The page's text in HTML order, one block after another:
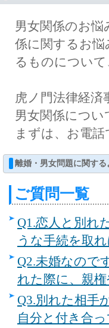
男女関係のお
係に関するお
るものについ
虎ノ門法律経
男女関係につ
まずは、お電
離婚・男女問題に関す
ご質問一覧
Q1.恋人と別れ
うな手続を取
Q2.未婚なので
れた際に、親
Q3.別れた相手
自分と付き合